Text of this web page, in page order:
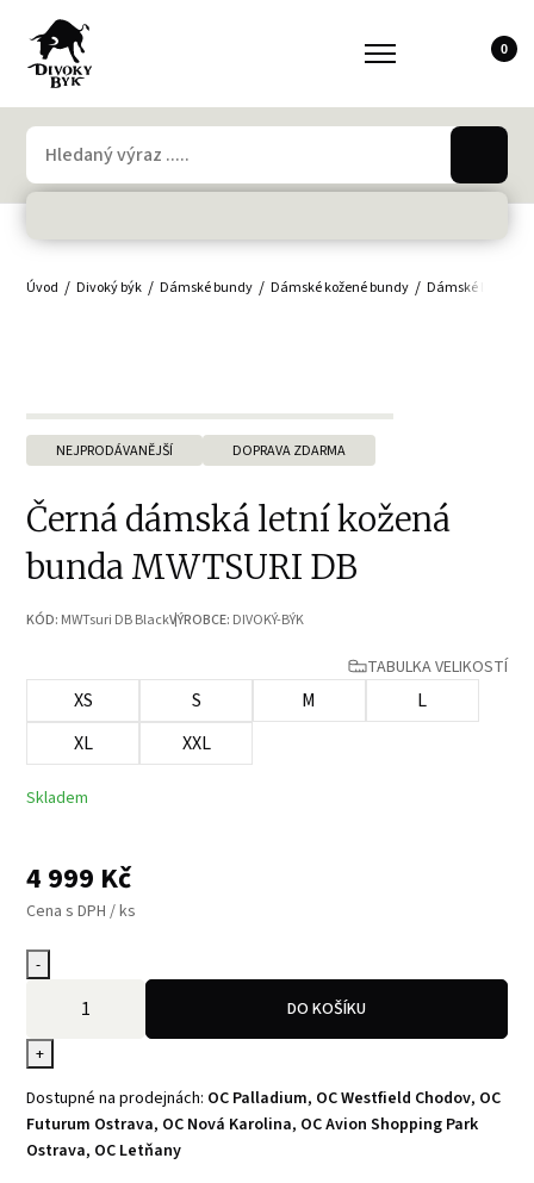
0
Úvod Divoký býk Dámské bundy Dámské kožené bundy Dámské letní
NEJPRODÁVANĚJŠÍ DOPRAVA ZDARMA
Černá dámská letní kožená
bunda MWTSURI DB
KÓD: MWTsuri DB BlackVÝROBCE: DIVOKÝ-BÝK
TABULKA VELIKOSTÍ
XS S M
L
XL
XXL
Skladem
4 999 Kč
Cena s DPH / ks
-
+
DO KOŠÍKU
Dostupné na prodejnách: OC Palladium, OC Westfield Chodov, OC
Futurum Ostrava, OC Nová Karolina, OC Avion Shopping Park
Ostrava, OC Letňany